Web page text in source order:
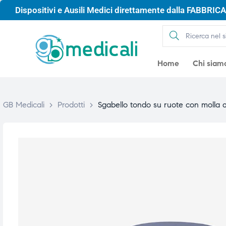
Dispositivi e Ausili Medici direttamente dalla
Home Chi
GB Medicali > Prodotti > Sgabello tondo su ruote con molla